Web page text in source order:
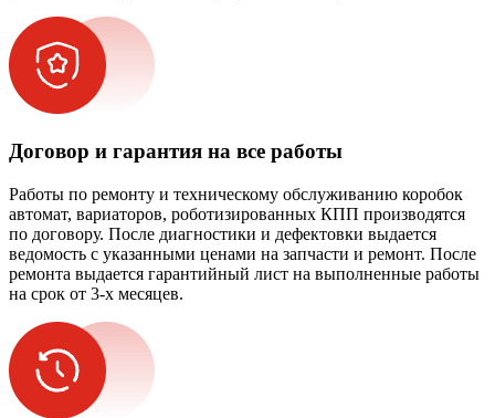
Договор и гарантия на все работы
Работы по ремонту и техническому обслуживанию коробок
автомат, вариаторов, роботизированных КПП производятся
по договору. После диагностики и дефектовки выдается
ведомость с указанными ценами на запчасти и ремонт. После
ремонта выдается гарантийный лист на выполненные работы
на срок от 3-х месяцев.